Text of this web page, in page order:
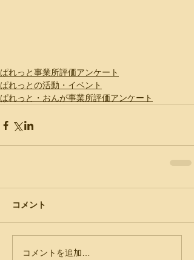
ぱれっと事業所評価アンケート
ぱれっとの活動・イベント
ぱれっと・おんが事業所評価アンケート
コメント
コメントを追加…